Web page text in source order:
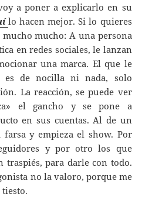
a poner a explicarlo en su
lo hacen mejor. Si lo quieres
mucho: A una persona
en redes sociales, le lanzan
una marca. El que le
es de nocilla ni nada, solo
La reacción, se puede ver
el gancho y se pone a
en sus cuentas. Al de un
farsa y empieza el show. Por
y por otro los que
traspiés, para darle con todo.
no la valoro, porque me
tiesto.